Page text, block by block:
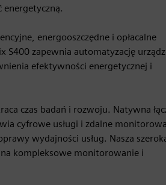
energetyczną.
energooszczędne i opłacalne
S400 zapewnia automatyzację
efektywności energetycznej i
czas badań i rozwoju. Natywna
cyfrowe usługi i zdalne
wydajności usług. Nasza
kompleksowe monitorowanie i